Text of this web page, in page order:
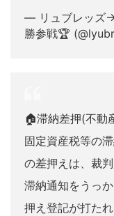
— リュブレッズ
勝参戦🏆
🏠滞納差押(不動
固定資産税等の
の差押えは、裁
滞納通知をうっ
押え登記が打た